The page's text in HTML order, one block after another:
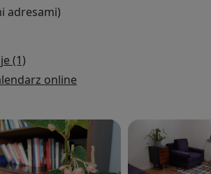
adresami)
(1)
online